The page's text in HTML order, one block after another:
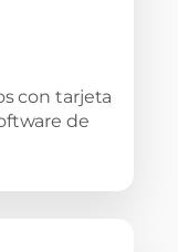
con tarjeta
de